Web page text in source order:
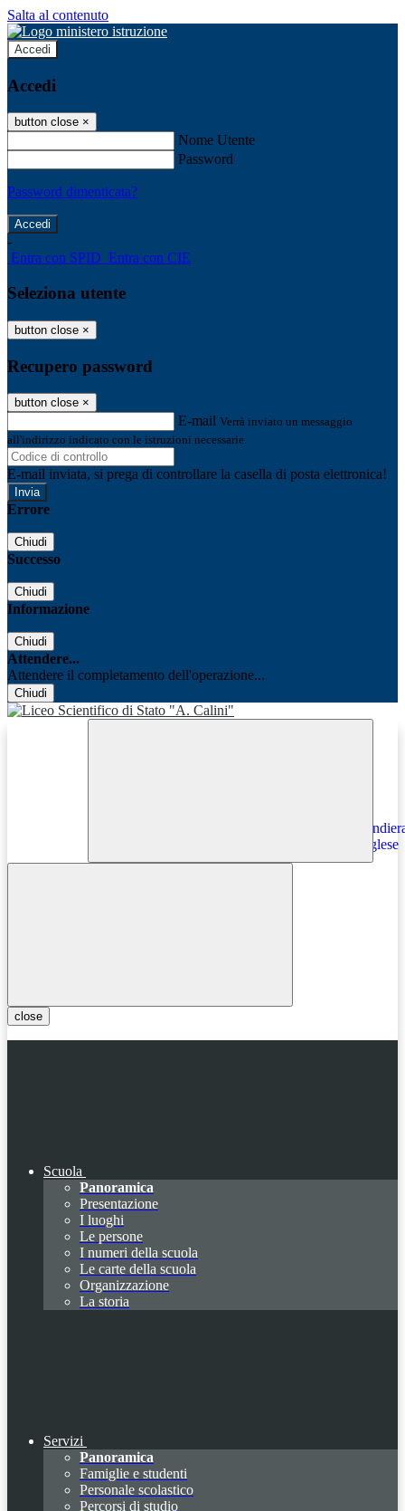
Salta al contenuto
Accedi
Accedi
button close ×
Nome Utente
Password
Password dimenticata?
-
Entra con SPID Entra con CIE
Seleziona utente
button close ×
Recupero password
button close ×
E-mail Verrà inviato un messaggio
all'indirizzo indicato con le istruzioni necessarie.
E-mail inviata, si prega di controllare la casella di posta elettronica!
Errore
Chiudi
Successo
Chiudi
Informazione
Chiudi
Attendere...
Attendere il completamento dell'operazione...
Chiudi
close
Scuola
Panoramica
Presentazione
I luoghi
Le persone
I numeri della scuola
Le carte della scuola
Organizzazione
La storia
Servizi
Panoramica
Famiglie e studenti
Personale scolastico
Percorsi di studio